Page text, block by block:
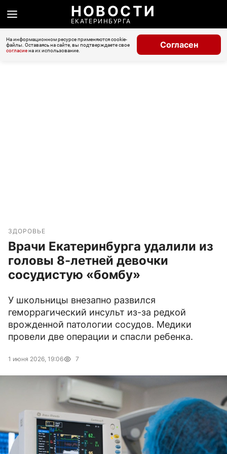
НОВОСТИ
ЕКАТЕРИНБУРГА
На информационном ресурсе применяются cookie-
файлы. Оставаясь на сайте, вы подтверждаете свое
согласиена их использование.
Согласен
ЗДОРОВЬЕ
Врачи Екатеринбурга удалили из
головы 8-летней девочки
сосудистую «бомбу»
У школьницы внезапно развился
геморрагический инсульт из-за редкой
врожденной патологии сосудов. Медики
провели две операции и спасли ребенка.
1 июня 2026, 19:06 7